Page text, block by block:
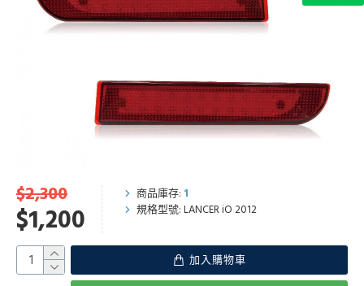
$1,200
$2,300 商品庫存: 1
規格型號: LANCER iO 2012
加入購物車